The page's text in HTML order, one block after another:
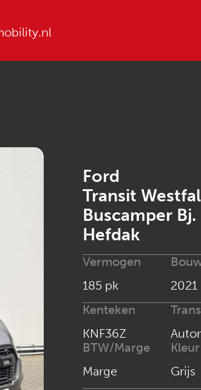
Ford
Transit
Buscamper
Hefdak
Vermogen
185 pk
2021
Kenteken
KNF36Z
BTW/Marge
Marge
Kleur
Grijs